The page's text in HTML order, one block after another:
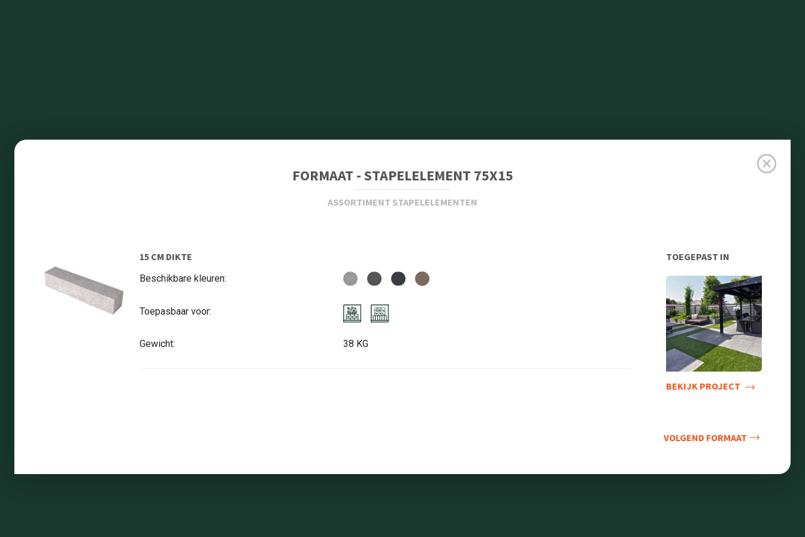
FORMAAT - STAPELELEMENT 75X15
ASSORTIMENT STAPELELEMENTEN
15 CM DIKTE
Beschikbare kleuren:
Toepasbaar voor:
Gewicht: 38 KG
TOEGEPAST IN
BEKIJK PROJECT
VOLGEND FORMAAT